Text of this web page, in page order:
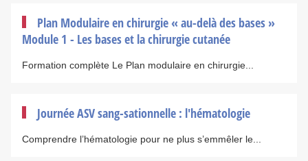
Plan Modulaire en chirurgie « au-delà des bases »
Module 1 - Les bases et la chirurgie cutanée
Formation complète Le Plan modulaire en chirurgie...
Journée ASV sang-sationnelle : l'hématologie
Comprendre l’hématologie pour ne plus s’emmêler le...